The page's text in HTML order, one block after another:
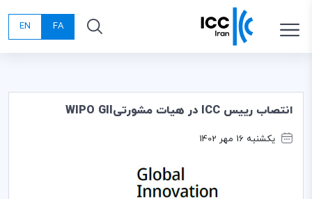
FA
EN
انتصاب رییس ICC در هیات مشورتیWIPO GII
یکشنبه 16 مهر 1402